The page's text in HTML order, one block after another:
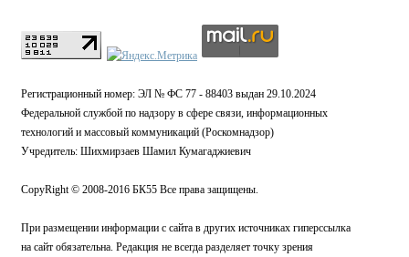
Регистрационный номер: ЭЛ № ФС 77 - 88403 выдан 29.10.2024
Федеральной службой по надзору в сфере связи, информационных
технологий и массовый коммуникаций (Роскомнадзор)
Учредитель: Шихмирзаев Шамил Кумагаджиевич
CopyRight © 2008-2016 БК55 Все права защищены.
При размещении информации с сайта в других источниках гиперссылка
на сайт обязательна. Редакция не всегда разделяет точку зрения